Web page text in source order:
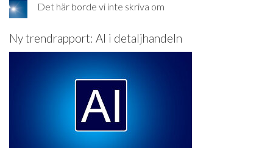
Det här borde vi inte skriva om
Ny trendrapport: AI i detaljhandeln